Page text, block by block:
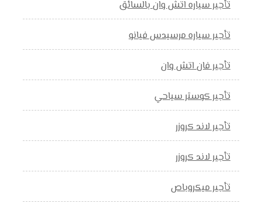
تأجير سياره اتش وان بالسائق
تأجير سياره مرسيدس فيانو
تأجير فان اتش وان
تأجير كوستر سياحي
تأجير لاند كروزر
تأجير لاند كروزر
تأجير ميكروباص